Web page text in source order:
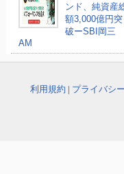
ンド、純資産
額3,000億円突
破ーSBI岡三
AM
利用規約 | プライバシ